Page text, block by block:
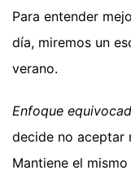
Para entender
día, miremos un
verano.
Enfoque
decide no aceptar
Mantiene el